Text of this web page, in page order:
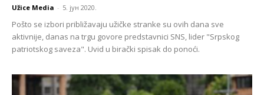
Užice Media - 5. јун 2020.
Pošto se izbori približavaju užičke stranke su ovih dana sve
aktivnije, danas na trgu govore predstavnici SNS, lider "Srpskog
patriotskog saveza". Uvid u birački spisak do ponoći.